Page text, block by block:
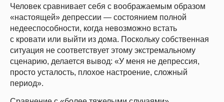
Человек сравнивает себя с воображаемым образом
«настоящей» депрессии — состоянием полной
недееспособности, когда невозможно встать
с кровати или выйти из дома. Поскольку собственная
ситуация не соответствует этому экстремальному
сценарию, делается вывод: «У меня не депрессия,
просто усталость, плохое настроение, сложный
период».